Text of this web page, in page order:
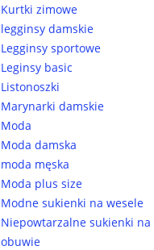
Kurtki zimowe
legginsy damskie
Legginsy sportowe
Leginsy basic
Listonoszki
Marynarki damskie
Moda
Moda damska
moda męska
Moda plus size
Modne sukienki na wesele
Niepowtarzalne sukienki na
obuwie